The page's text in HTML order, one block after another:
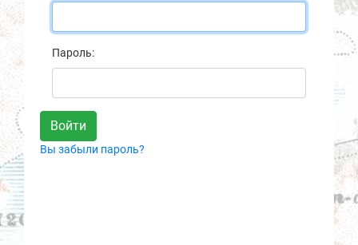
Новости
О нас
Контакты
Партнеры
Пароль:
Вы забыли пароль?